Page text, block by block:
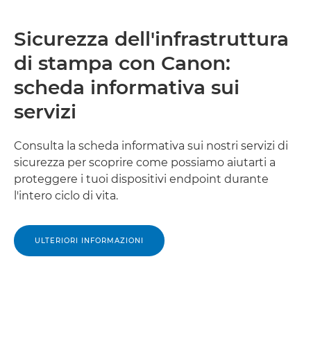
Sicurezza dell'infrastruttura
di stampa con Canon:
scheda informativa sui
servizi
Consulta la scheda informativa sui nostri servizi di
sicurezza per scoprire come possiamo aiutarti a
proteggere i tuoi dispositivi endpoint durante
l'intero ciclo di vita.
ULTERIORI INFORMAZIONI